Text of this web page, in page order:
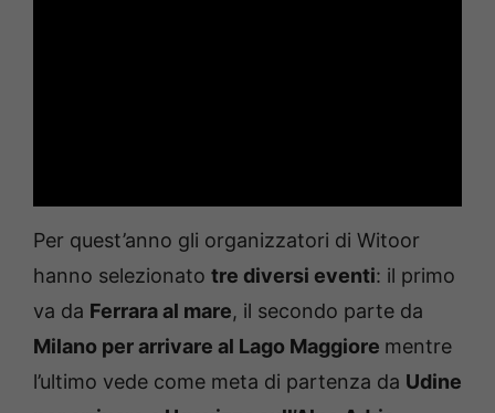
Per quest’anno gli organizzatori di Witoor
hanno selezionato tre diversi eventi: il primo
va da Ferrara al mare, il secondo parte da
Milano per arrivare al Lago Maggiore mentre
l’ultimo vede come meta di partenza da Udine